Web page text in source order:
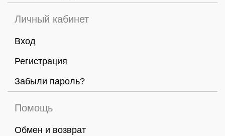
Личный кабинет
Вход
Регистрация
Забыли пароль?
Помощь
Обмен и возврат